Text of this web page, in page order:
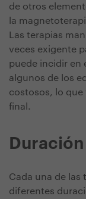
de otros
la
Las terapias
veces exigente
puede incidir en
algunos de los
costosos, lo
final.
Cada una de las
diferentes